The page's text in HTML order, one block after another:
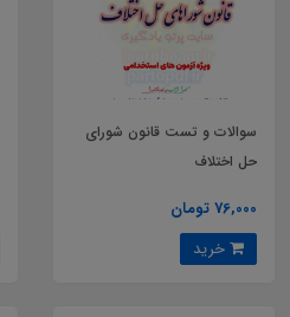
سوالات و تست قانون شورای
حل اختلاف
76,000 تومان